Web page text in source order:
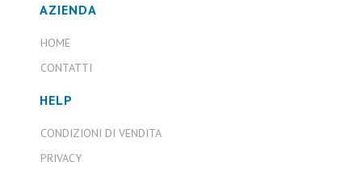
AZIENDA
HOME
CONTATTI
HELP
CONDIZIONI DI VENDITA
PRIVACY